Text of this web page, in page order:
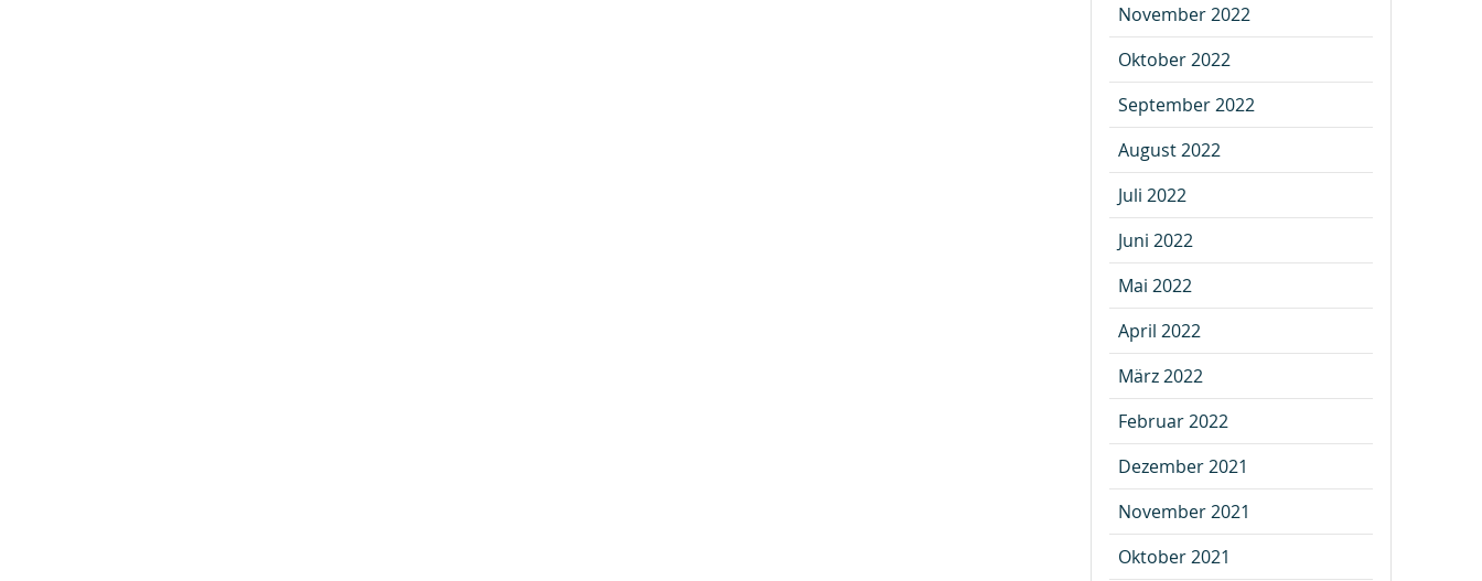
November 2022
Oktober 2022
September 2022
August 2022
Juli 2022
Juni 2022
Mai 2022
April 2022
März 2022
Februar 2022
Dezember 2021
November 2021
Oktober 2021